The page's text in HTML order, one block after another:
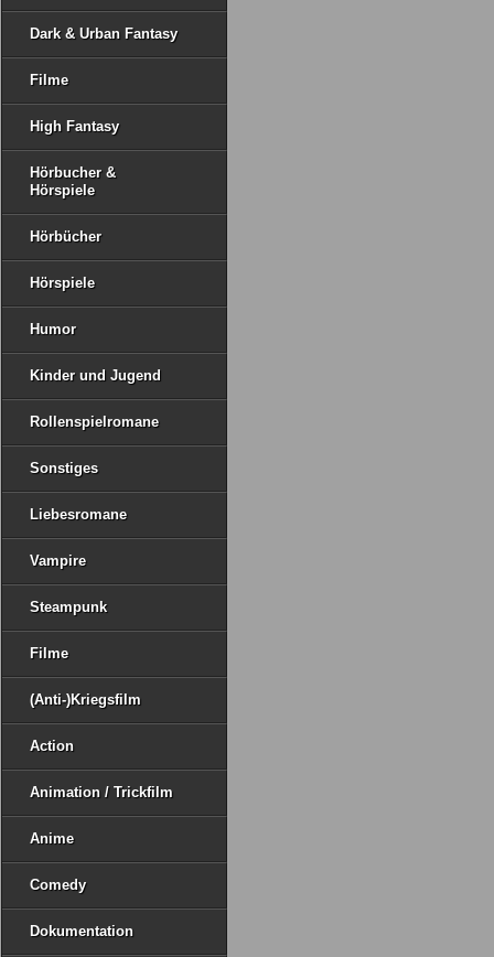
Dark & Urban Fantasy
Filme
High Fantasy
Hörbucher &
Hörspiele
Hörbücher
Hörspiele
Humor
Kinder und Jugend
Rollenspielromane
Sonstiges
Liebesromane
Vampire
Steampunk
Filme
(Anti-)Kriegsfilm
Action
Animation / Trickfilm
Anime
Comedy
Dokumentation